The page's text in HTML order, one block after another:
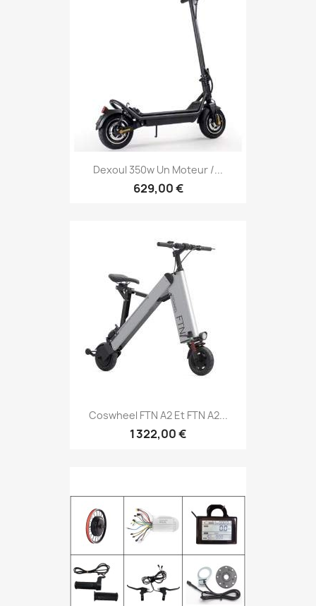
Dexoul 350w Un Moteur /...
629,00 €
Coswheel FTN A2 Et FTN A2...
1 322,00 €